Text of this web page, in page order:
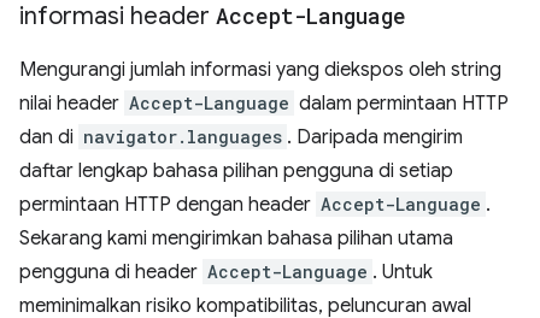
informasi header Accept-Language
Mengurangi jumlah informasi yang diekspos oleh string
nilai header Accept-Language dalam permintaan HTTP
dan di navigator.languages . Daripada mengirim
daftar lengkap bahasa pilihan pengguna di setiap
permintaan HTTP dengan header Accept-Language .
Sekarang kami mengirimkan bahasa pilihan utama
pengguna di header Accept-Language . Untuk
meminimalkan risiko kompatibilitas, peluncuran awal